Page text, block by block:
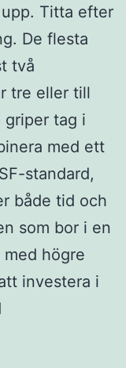
Titta efter
De flesta
två
tre eller till
griper tag i
med ett
standard,
både tid och
som bor i en
högre
investera i